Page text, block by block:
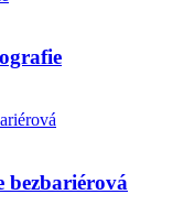
bezbariérová